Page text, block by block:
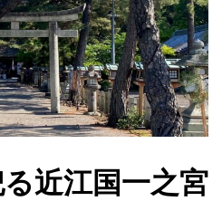
近江国一之宮